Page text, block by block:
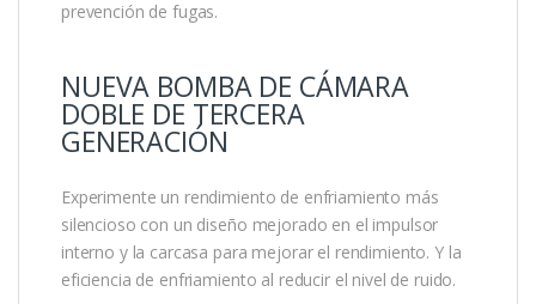
prevención de fugas.
NUEVA BOMBA DE CÁMARA
DOBLE DE TERCERA
GENERACIÓN
Experimente un rendimiento de enfriamiento más
silencioso con un diseño mejorado en el impulsor
interno y la carcasa para mejorar el rendimiento. Y la
eficiencia de enfriamiento al reducir el nivel de ruido.